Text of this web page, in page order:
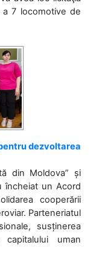
a 7 locomotive de
dezvoltarea
din Moldova” și
încheiat un Acord
cooperării
Parteneriatul
susținerea
uman